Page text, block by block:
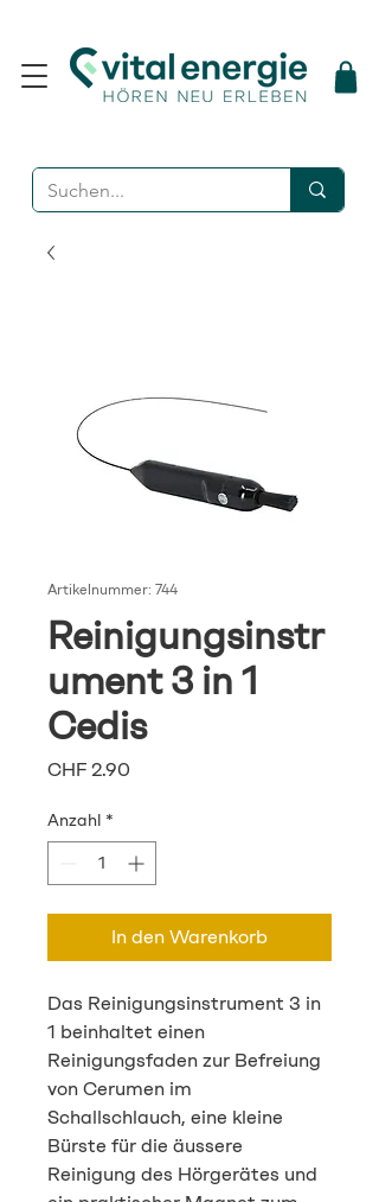
Artikelnummer: 744
Reinigungsinstr
ument 3 in 1
Cedis
CHF 2.90
Anzahl *
In den Warenkorb
Das Reinigungsinstrument 3 in
1 beinhaltet einen
Reinigungsfaden zur Befreiung
von Cerumen im
Schallschlauch, eine kleine
Bürste für die äussere
Reinigung des Hörgerätes und